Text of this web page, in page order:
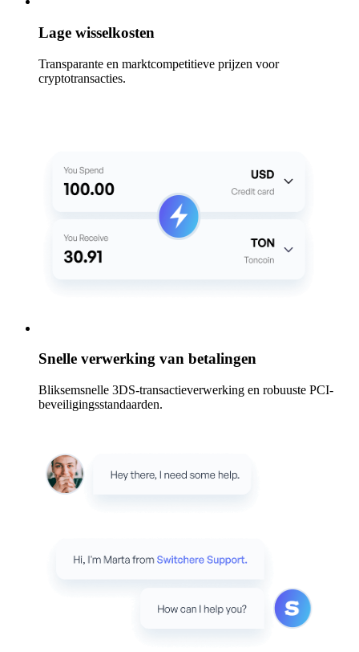
Lage wisselkosten
Transparante en marktcompetitieve prijzen voor
cryptotransacties.
Snelle verwerking van betalingen
Bliksemsnelle 3DS-transactieverwerking en robuuste PCI-
beveiligingsstandaarden.